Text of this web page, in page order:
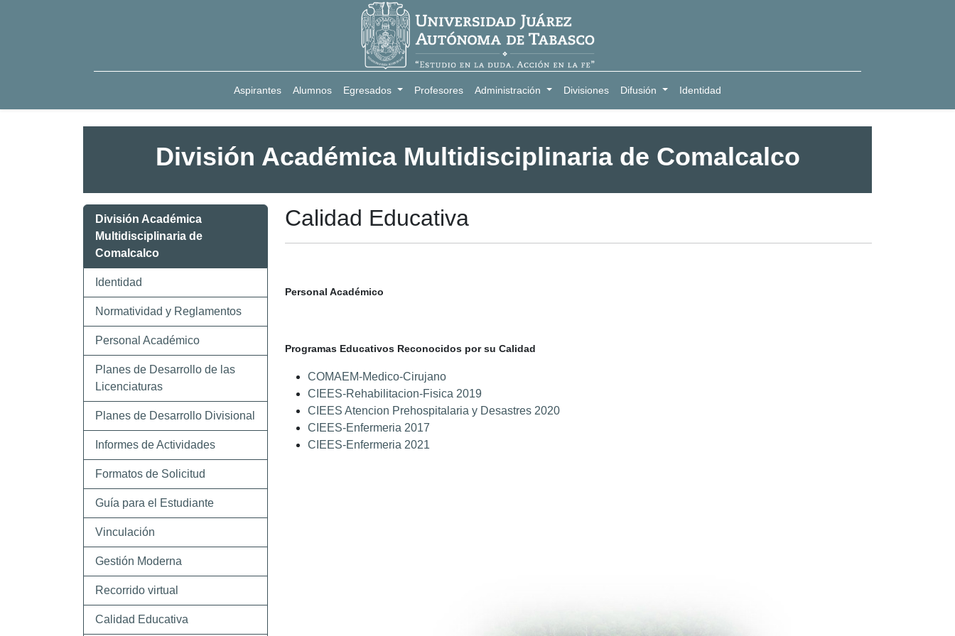
Aspirantes Alumnos Egresados Profesores Administración Divisiones Difusión Identidad
División Académica Multidisciplinaria de Comalcalco
División Académica
Multidisciplinaria de
Comalcalco
Identidad
Normatividad y Reglamentos
Personal Académico
Planes de Desarrollo de las
Licenciaturas
Planes de Desarrollo Divisional
Informes de Actividades
Formatos de Solicitud
Guía para el Estudiante
Vinculación
Gestión Moderna
Recorrido virtual
Calidad Educativa
Calidad Educativa
Personal Académico
Programas Educativos Reconocidos por su Calidad
COMAEM-Medico-Cirujano
CIEES-Rehabilitacion-Fisica 2019
CIEES Atencion Prehospitalaria y Desastres 2020
CIEES-Enfermeria 2017
CIEES-Enfermeria 2021